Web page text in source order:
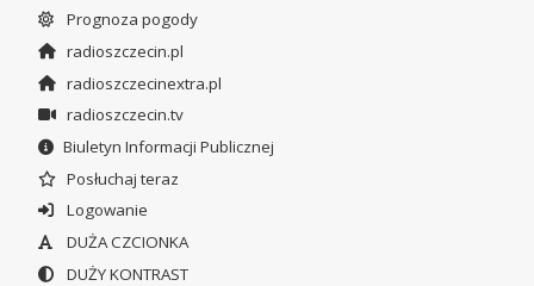
Prognoza pogody
radioszczecin.pl
radioszczecinextra.pl
radioszczecin.tv
Biuletyn Informacji Publicznej
Posłuchaj teraz
Logowanie
DUŻA CZCIONKA
DUŻY KONTRAST